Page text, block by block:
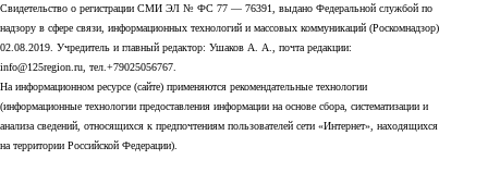
Свидетельство о регистрации СМИ ЭЛ № ФС 77 — 76391, выдано Федеральной службой по
надзору в сфере связи, информационных технологий и массовых коммуникаций (Роскомнадзор)
02.08.2019. Учредитель и главный редактор: Ушаков А. А., почта редакции:
info@125region.ru, тел.+79025056767.
На информационном ресурсе (сайте) применяются рекомендательные технологии
(информационные технологии предоставления информации на основе сбора, систематизации и
анализа сведений, относящихся к предпочтениям пользователей сети «Интернет», находящихся
на территории Российской Федерации).